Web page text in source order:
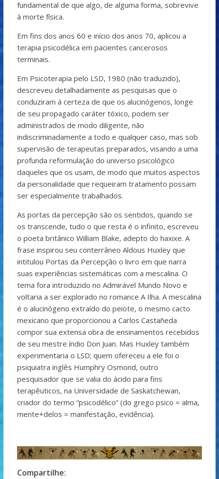
fundamental de que algo, de alguma forma, sobrevive
à morte física.
Em fins dos anos 60 e início dos anos 70, aplicou a
terapia psicodélica em pacientes cancerosos
terminais.
Em Psicoterapia pelo LSD, 1980 (não traduzido),
descreveu detalhadamente as pesquisas que o
conduziram à certeza de que os alucinógenos, longe
de seu propagado caráter tóxico, podem ser
administrados de modo diligente, não
indiscriminadamente a todo e qualquer caso, mas sob
supervisão de terapeutas preparados, visando a uma
profunda reformulação do universo psicológico
daqueles que os usam, de modo que muitos aspectos
da personalidade que requeiram tratamento possam
ser especialmente trabalhados.
As portas da percepção são os sentidos, quando se
os transcende, tudo o que resta é o infinito, escreveu
o poeta britânico William Blake, adepto do haxixe. A
frase inspirou seu conterrâneo Aldous Huxley que
intitulou Portas da Percepção o livro em que narra
suas experiências sistemáticas com a mescalina. O
tema fora introduzido no Admirável Mundo Novo e
voltaria a ser explorado no romance A Ilha. A mescalina
é o alucinógeno extraído do peiote, o mesmo cacto
mexicano que proporcionou a Carlos Castañeda
compor sua extensa obra de ensinamentos recebidos
de seu mestre índio Don Juan. Mas Huxley também
experimentaria o LSD; quem ofereceu a ele foi o
psiquiatra inglês Humphry Osmond, outro
pesquisador que se valia do ácido para fins
terapêuticos, na Universidade de Saskatchewan,
criador do termo “psicodélico” (do grego psico = alma,
mente+delos = manifestação, evidência).
Compartilhe: